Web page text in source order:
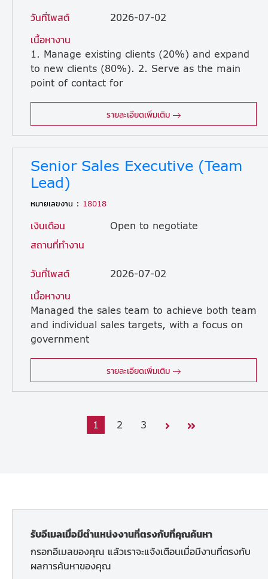
วันที่โพสต์
2026-07-02
เนื้อหางาน
1. Manage existing clients (20%) and expand
to new clients (80%). 2. Serve as the main
point of contact for
รายละเอียดเพิ่มเติม
Senior Sales Executive (Team
Lead)
หมายเลขงาน : 18018
เงินเดือน
Open to negotiate
สถานที่ทำงาน
วันที่โพสต์
2026-07-02
เนื้อหางาน
Managed the sales team to achieve both team
and individual sales targets, with a focus on
government
รายละเอียดเพิ่มเติม
1 2 3
รับอีเมลเมื่อมีตำแหน่งงานที่ตรงกับที่คุณค้นหา
กรอกอีเมลของคุณ แล้วเราจะแจ้งเตือนเมื่อมีงานที่ตรงกับ
ผลการค้นหาของคุณ